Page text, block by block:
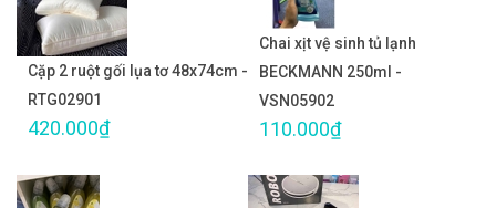
Cặp 2 ruột gối lụa tơ 48x74cm -
RTG02901
420.000₫
Chai xịt vệ sinh tủ lạnh
BECKMANN 250ml -
VSN05902
110.000₫